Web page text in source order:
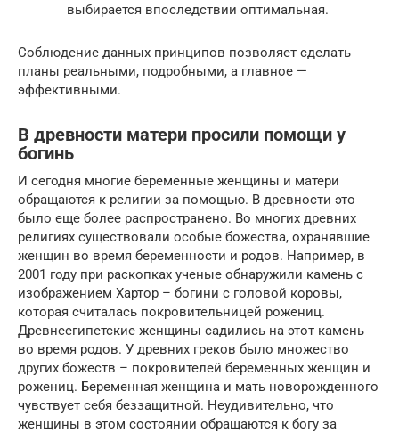
выбирается впоследствии оптимальная.
Соблюдение данных принципов позволяет сделать
планы реальными, подробными, а главное —
эффективными.
В древности матери просили помощи у
богинь
И сегодня многие беременные женщины и матери
обращаются к религии за помощью. В древности это
было еще более распространено. Во многих древних
религиях существовали особые божества, охранявшие
женщин во время беременности и родов. Например, в
2001 году при раскопках ученые обнаружили камень с
изображением Хартор – богини с головой коровы,
которая считалась покровительницей рожениц.
Древнеегипетские женщины садились на этот камень
во время родов. У древних греков было множество
других божеств – покровителей беременных женщин и
рожениц. Беременная женщина и мать новорожденного
чувствует себя беззащитной. Неудивительно, что
женщины в этом состоянии обращаются к богу за